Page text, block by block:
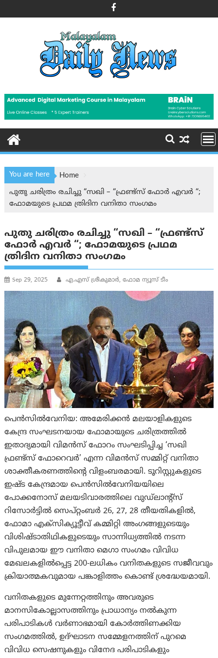
to
You are here
Home
പുതു ചരിത്രം രചിച്ചു “സഖി – “ഫ്രണ്ട്സ് ഫോർ എവർ “;
ഫോമയുടെ പ്രഥമ ത്രിദിന വനിതാ സംഗമം
പുതു ചരിത്രം രചിച്ചു “സഖി – “ഫ്രണ്ട്സ്
ഫോർ എവർ “; ഫോമയുടെ പ്രഥമ
ത്രിദിന വനിതാ സംഗമം
Sep 29, 2025 എ.എസ് ശ്രീകുമാര്‍, ഫോമ ന്യൂസ് ടീം
പെന്‍സില്‍വേനിയ: അമേരിക്കന്‍ മലയാളികളുടെ
കേന്ദ്ര സംഘടനയായ ഫോമായുടെ ചരിത്രത്തില്‍
ഇതാദ്യമായി വിമന്‍സ് ഫോറം സംഘടിപ്പിച്ച ‘സഖി
ഫ്രണ്ട്‌സ് ഫോറെവര്‍’ എന്ന വിമന്‍സ് സമ്മിറ്റ് വനിതാ
ശാക്തീകരണത്തിന്റെ വിളംബരമായി. ടൂറിസ്റ്റുകളുടെ
ഇഷ്ട കേന്ദ്രമായ പെന്‍സില്‍വേനിയയിലെ
പോക്കനോസ് മലയടിവാരത്തിലെ വുഡ്‌ലാന്റ്‌സ്
റിസോര്‍ട്ടില്‍ സെപ്റ്റംബര്‍ 26, 27, 28 തീയതികളില്‍,
ഫോമാ എക്‌സിക്യൂട്ടീവ് കമ്മിറ്റി അംഗങ്ങളുടെയും
വിശിഷ്ടാതിഥികളുടെയും സാന്നിധ്യത്തില്‍ നടന്ന
വിപുലമായ ഈ വനിതാ മെഗാ സംഗമം വിവിധ
മേഖലകളില്‍പ്പെട്ട 200-ലധികം വനിതകളുടെ സജീവവും
ക്രിയാത്മകവുമായ പങ്കാളിത്തം കൊണ്ട് ശ്രദ്ധേയമായി.
വനിതകളുടെ മുന്നേറ്റത്തിനും അവരുടെ
മാനസികോല്ലാസത്തിനും പ്രാധാന്യം നല്‍കുന്ന
പരിപാടികള്‍ വര്‍ണാഭമായി കോര്‍ത്തിണക്കിയ
സംഗമത്തില്‍, ഉദ്ഘാടന സമ്മേളനത്തിന് പുറമെ
വിവിധ സെഷനുകളും വിനേദ പരിപാടികളും